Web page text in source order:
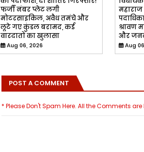
फर्जी नंबर प्लेट लगी
मोटरसाइकिल, अवैध तमंचे और
लूटे गए कुंडल बरामद, कई
वारदातों का खुलासा
Aug 06, 2026
महाराज
श्रावण
और
Aug
POST A COMMENT
* Please Don't Spam Here. All the Comments